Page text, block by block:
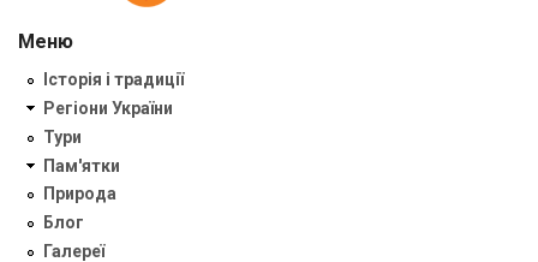
Меню
Історія і традиції
Регіони України
Тури
Пам'ятки
Природа
Блог
Галереї